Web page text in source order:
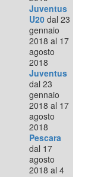
Juventus
U20 dal 23
gennaio
2018 al 17
agosto
2018
Juventus
dal 23
gennaio
2018 al 17
agosto
2018
Pescara
dal 17
agosto
2018 al 4